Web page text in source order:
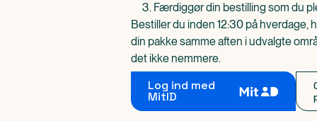
Færdiggør din bestilling som du
Bestiller du inden 12:30 på hverdage,
din pakke samme aften i udvalgte
det ikke nemmere.
Log ind med
MitID